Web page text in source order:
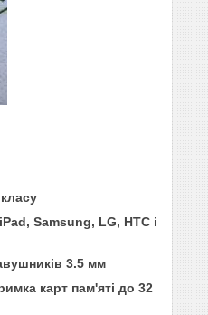
Samsung, LG, HTC і
3.5 мм
карт пам'яті до 32